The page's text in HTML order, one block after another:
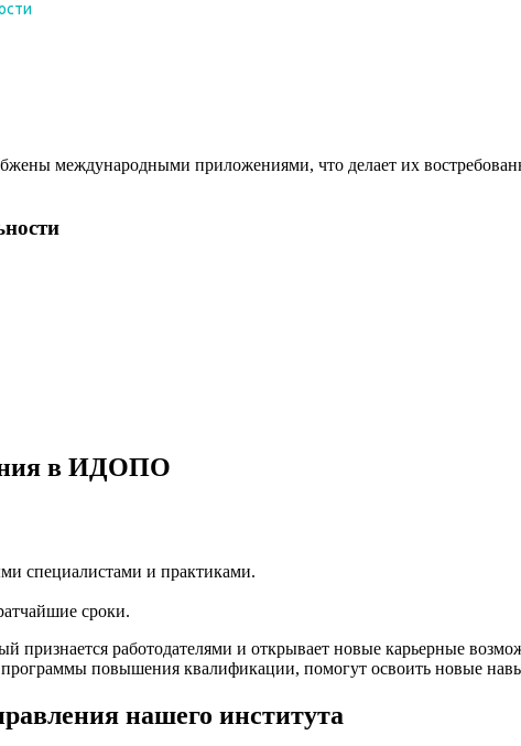
международными приложениями, что делает их
в ИДОПО
специалистами и практиками.
сроки.
работодателями и открывает новые карьерные
повышения квалификации, помогут освоить новые
нашего института